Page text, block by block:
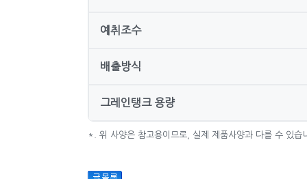
예취조수
배출방식
그레인탱크 용량
*. 위 사양은 참고용이므로, 실제 제품사양과 다를 수 있습